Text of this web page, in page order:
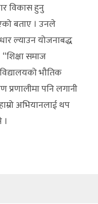
विकास हुनु
बताए । उनले
ल्याउन योजनाबद्ध
समाज
भौतिक
पनि लगानी
अभियानलाई थप